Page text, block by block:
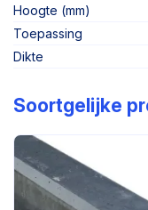
Hoogte (mm)
Toepassing
Dikte
Soortgelijke